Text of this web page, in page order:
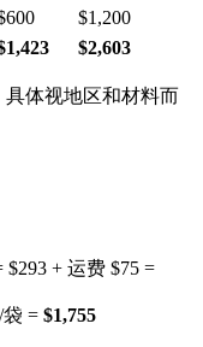
$1,200
$2,603
具体视地区和材料而
$293 + 运费 $75 =
袋 = $1,755